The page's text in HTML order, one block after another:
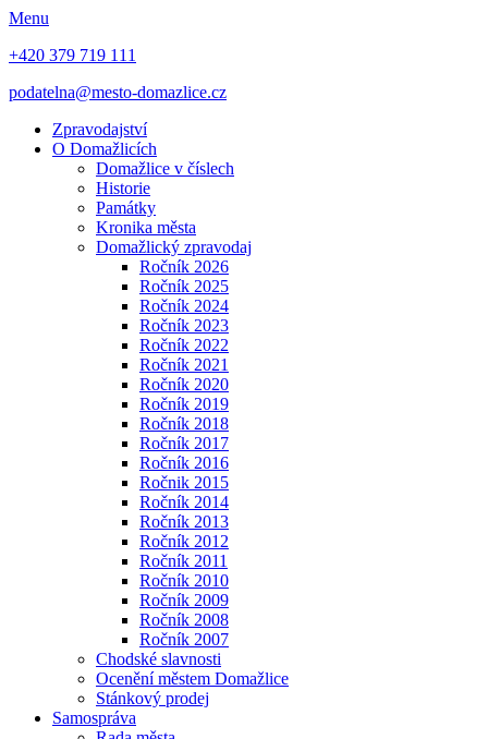
Menu
+420 379 719 111
podatelna@mesto-domazlice.cz
Zpravodajství
O Domažlicích
Domažlice v číslech
Historie
Památky
Kronika města
Domažlický zpravodaj
Ročník 2026
Ročník 2025
Ročník 2024
Ročník 2023
Ročník 2022
Ročník 2021
Ročník 2020
Ročník 2019
Ročník 2018
Ročník 2017
Ročník 2016
Ročnik 2015
Ročník 2014
Ročník 2013
Ročník 2012
Ročník 2011
Ročník 2010
Ročník 2009
Ročník 2008
Ročník 2007
Chodské slavnosti
Ocenění městem Domažlice
Stánkový prodej
Samospráva